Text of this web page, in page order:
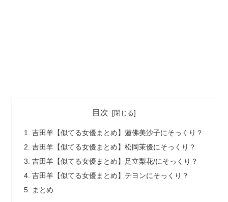
目次
吉田羊【似てる女優まとめ】蓮佛美沙子にそっくり？
吉田羊【似てる女優まとめ】松岡茉優にそっくり？
吉田羊【似てる女優まとめ】足立梨花/にそっくり？
吉田羊【似てる女優まとめ】テヨンにそっくり？
まとめ